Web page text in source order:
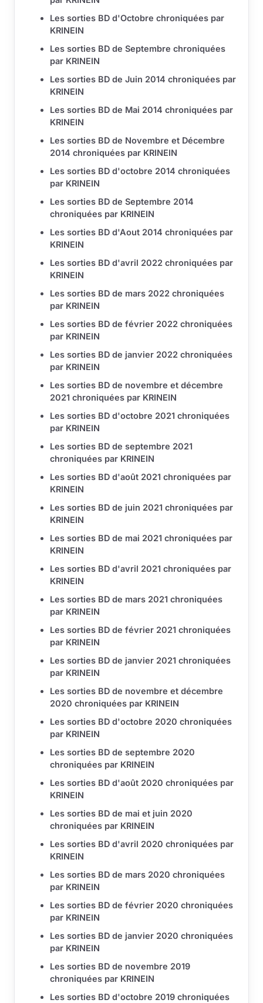
Les sorties BD d'Octobre chroniquées par
KRINEIN
Les sorties BD de Septembre chroniquées
par KRINEIN
Les sorties BD de Juin 2014 chroniquées par
KRINEIN
Les sorties BD de Mai 2014 chroniquées par
KRINEIN
Les sorties BD de Novembre et Décembre
2014 chroniquées par KRINEIN
Les sorties BD d'octobre 2014 chroniquées
par KRINEIN
Les sorties BD de Septembre 2014
chroniquées par KRINEIN
Les sorties BD d'Aout 2014 chroniquées par
KRINEIN
Les sorties BD d'avril 2022 chroniquées par
KRINEIN
Les sorties BD de mars 2022 chroniquées
par KRINEIN
Les sorties BD de février 2022 chroniquées
par KRINEIN
Les sorties BD de janvier 2022 chroniquées
par KRINEIN
Les sorties BD de novembre et décembre
2021 chroniquées par KRINEIN
Les sorties BD d'octobre 2021 chroniquées
par KRINEIN
Les sorties BD de septembre 2021
chroniquées par KRINEIN
Les sorties BD d'août 2021 chroniquées par
KRINEIN
Les sorties BD de juin 2021 chroniquées par
KRINEIN
Les sorties BD de mai 2021 chroniquées par
KRINEIN
Les sorties BD d'avril 2021 chroniquées par
KRINEIN
Les sorties BD de mars 2021 chroniquées
par KRINEIN
Les sorties BD de février 2021 chroniquées
par KRINEIN
Les sorties BD de janvier 2021 chroniquées
par KRINEIN
Les sorties BD de novembre et décembre
2020 chroniquées par KRINEIN
Les sorties BD d'octobre 2020 chroniquées
par KRINEIN
Les sorties BD de septembre 2020
chroniquées par KRINEIN
Les sorties BD d'août 2020 chroniquées par
KRINEIN
Les sorties BD de mai et juin 2020
chroniquées par KRINEIN
Les sorties BD d'avril 2020 chroniquées par
KRINEIN
Les sorties BD de mars 2020 chroniquées
par KRINEIN
Les sorties BD de février 2020 chroniquées
par KRINEIN
Les sorties BD de janvier 2020 chroniquées
par KRINEIN
Les sorties BD de novembre 2019
chroniquées par KRINEIN
Les sorties BD d'octobre 2019 chroniquées